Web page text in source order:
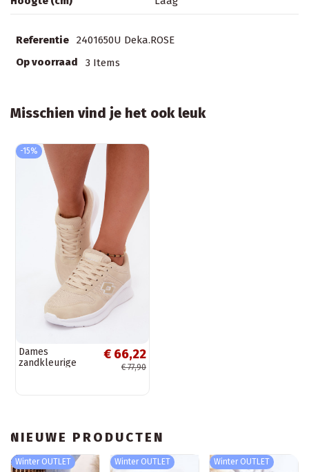
Referentie
2401650U Deka.ROSE
Op voorraad
3 Items
Misschien vind je het ook leuk
-15%
Dames
zandkleurige
€ 66,22
€ 77,90
NIEUWE PRODUCTEN
Winter OUTLET
Winter OUTLET
Winter OUTLET